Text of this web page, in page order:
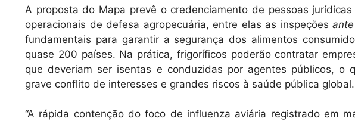
A proposta do Mapa prevê o credenciamento de pessoas
operacionais de defesa agropecuária, entre elas as inspeções
fundamentais para garantir a segurança dos alimentos
quase 200 países. Na prática, frigoríficos poderão contratar
que deveriam ser isentas e conduzidas por agentes públicos, o
grave conflito de interesses e grandes riscos à saúde pública global.
“A rápida contenção do foco de influenza aviária registrado em